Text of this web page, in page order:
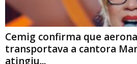
Cemig confirma que
transportava a cantora
atingiu...